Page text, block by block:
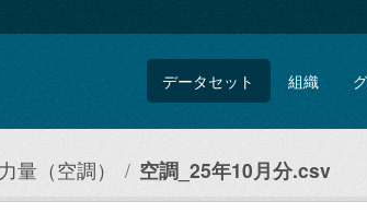
データセット 組織
量（空調） 空調_25年10月分.csv